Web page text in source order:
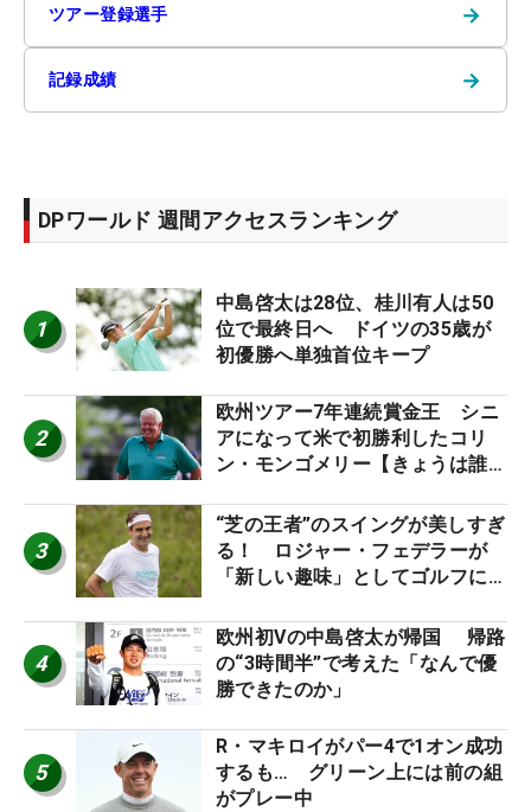
ツアー登録選手 →
記録成績 →
DPワールド 週間アクセスランキング
1
中島啓太は28位、桂川有人は50
位で最終日へ ドイツの35歳が
初優勝へ単独首位キープ
2
欧州ツアー7年連続賞金王 シニ
アになって米で初勝利したコリ
ン・モンゴメリー【きょうは誰の
3
“芝の王者”のスイングが美しすぎ
る！ ロジャー・フェデラーが
「新しい趣味」としてゴルフに挑
4
欧州初Vの中島啓太が帰国 帰路
の“3時間半”で考えた「なんで優
勝できたのか」
5
R・マキロイがパー4で1オン成功
するも… グリーン上には前の組
がプレー中